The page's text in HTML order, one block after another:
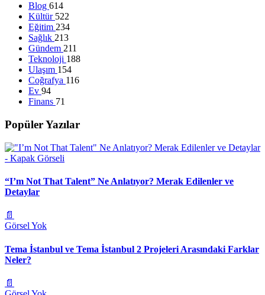
Blog 614
Kültür 522
Eğitim 234
Sağlık 213
Gündem 211
Teknoloji 188
Ulaşım 154
Coğrafya 116
Ev 94
Finans 71
Popüler Yazılar
“I’m Not That Talent” Ne Anlatıyor? Merak Edilenler ve
Detaylar
📄
Görsel Yok
Tema İstanbul ve Tema İstanbul 2 Projeleri Arasındaki Farklar
Neler?
📄